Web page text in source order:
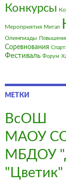
Конкурсы
Мероприятия Митап
Олимпиады
Соревнования
Фестиваль Форум
МЕТКИ
ВсОШ
МАОУ
МБДОУ
"Цветик"